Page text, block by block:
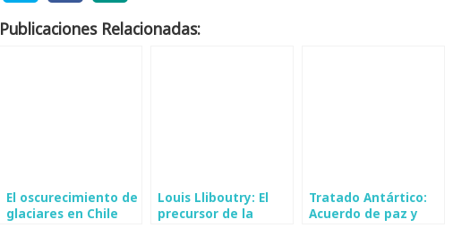
Publicaciones Relacionadas:
El oscurecimiento de
glaciares en Chile
Louis Lliboutry: El
precursor de la
Tratado Antártico:
Acuerdo de paz y